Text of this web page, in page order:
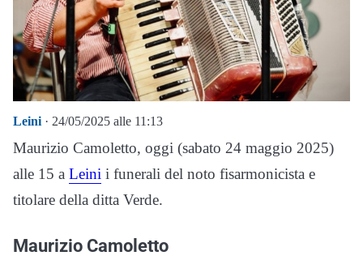
Leini · 24/05/2025 alle 11:13
Maurizio Camoletto, oggi (sabato 24 maggio 2025)
alle 15 a Leini i funerali del noto fisarmonicista e
titolare della ditta Verde.
Maurizio Camoletto